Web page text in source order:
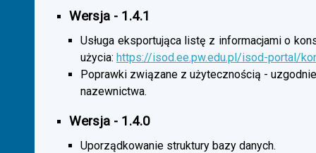
Wersja - 1.4.1
Usługa eksportująca listę z informacjami o
użycia: https://isod.ee.pw.edu.pl/isod-portal/
Poprawki związane z użytecznością -
nazewnictwa.
Wersja - 1.4.0
Uporządkowanie struktury bazy danych.